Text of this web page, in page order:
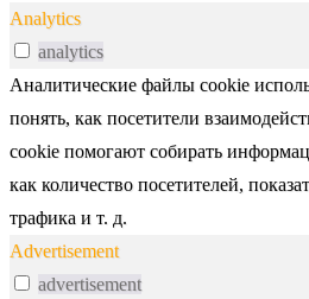
Analytics
analytics
Аналитические файлы cookie
понять, как посетители
cookie помогают собирать
как количество посетителей,
трафика и т. д.
Advertisement
advertisement